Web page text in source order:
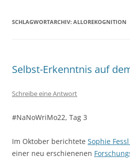
SCHLAGWORTARCHIV: ALLOREKOGNITION
Selbst-Erkenntnis auf
Schreibe eine Antwort
#NaNoWriMo22, Tag 3
Im Oktober berichtete Sophie
einer neu erschienenen